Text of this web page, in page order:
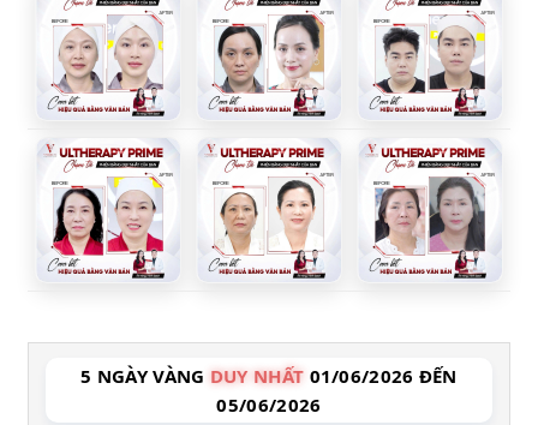
5 NGÀY VÀNG DUY NHẤT 01/06/2026 ĐẾN
05/06/2026